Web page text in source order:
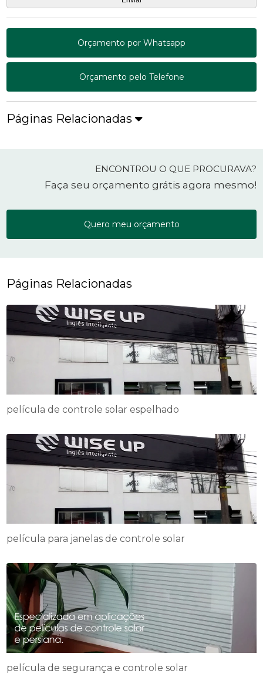
Orçamento por Whatsapp
Orçamento pelo Telefone
Páginas Relacionadas
ENCONTROU O QUE PROCURAVA?
Faça seu orçamento grátis agora mesmo!
Quero meu orçamento
Páginas Relacionadas
película de controle solar espelhado
película para janelas de controle solar
película de segurança e controle solar